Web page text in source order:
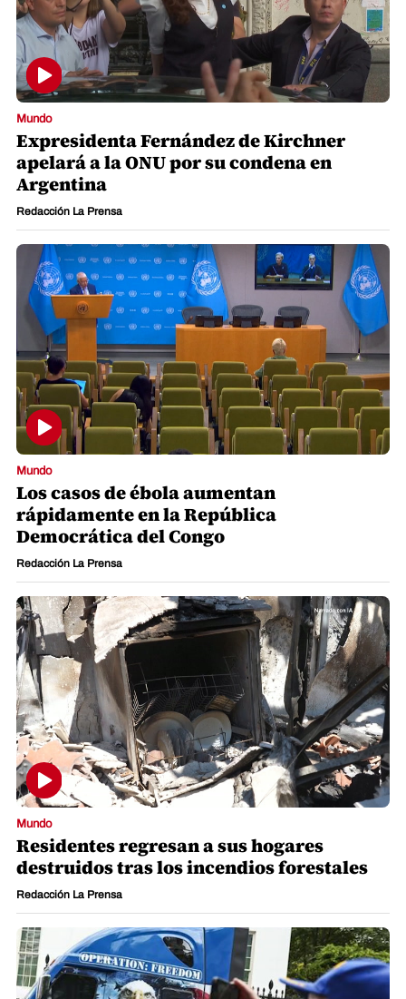
Mundo
Expresidenta Fernández de Kirchner
apelará a la ONU por su condena en
Argentina
Redacción La Prensa
Mundo
Los casos de ébola aumentan
rápidamente en la República
Democrática del Congo
Redacción La Prensa
Mundo
Residentes regresan a sus hogares
destruidos tras los incendios forestales
Redacción La Prensa